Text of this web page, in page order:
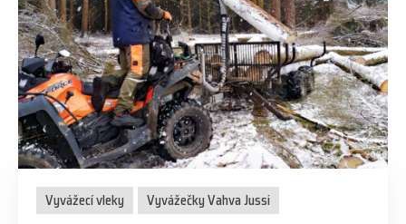
Vyvážecí vleky
Vyvážečky Vahva Jussi